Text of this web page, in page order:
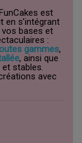
est
en s’intégrant
bases et
:
gammes,
, ainsi que
stables.
avec